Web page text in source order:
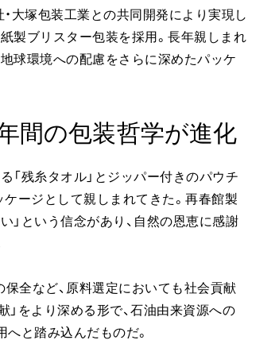
大塚包装工業との共同開発により実現し
製ブリスター包装を採用。長年親しまれ
球環境への配慮をさらに深めたパッケ
間の包装哲学が進化
「残糸タオル」とジッパー付きのパウチ
ケージとして親しまれてきた。再春館製
」という信念があり、自然の恩恵に感謝
全など、原料選定においても社会貢献
をより深める形で、石油由来資源への
と踏み込んだものだ。